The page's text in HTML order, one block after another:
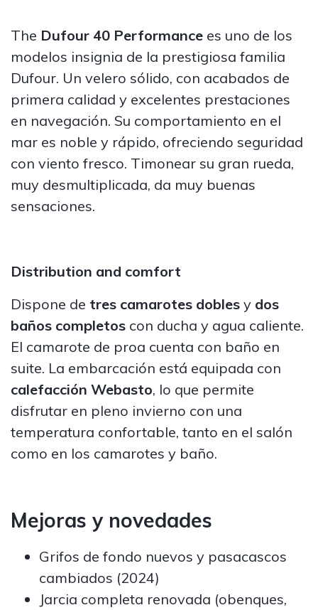
The Dufour 40 Performance es uno de los
modelos insignia de la prestigiosa familia
Dufour. Un velero sólido, con acabados de
primera calidad y excelentes prestaciones
en navegación. Su comportamiento en el
mar es noble y rápido, ofreciendo seguridad
con viento fresco. Timonear su gran rueda,
muy desmultiplicada, da muy buenas
sensaciones.
Distribution and comfort
Dispone de tres camarotes dobles y dos
baños completos con ducha y agua caliente.
El camarote de proa cuenta con baño en
suite. La embarcación está equipada con
calefacción Webasto, lo que permite
disfrutar en pleno invierno con una
temperatura confortable, tanto en el salón
como en los camarotes y baño.
Mejoras y novedades
Grifos de fondo nuevos y pasacascos
cambiados (2024)
Jarcia completa renovada (obenques,